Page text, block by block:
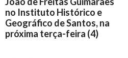
no Instituto Histórico e
Geográfico de Santos, na
próxima terça-feira (4)